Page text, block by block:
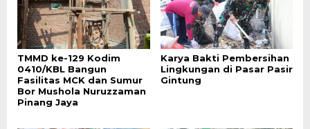
TMMD ke-129 Kodim
0410/KBL Bangun
Fasilitas MCK dan Sumur
Bor Mushola Nuruzzaman
Pinang Jaya
Karya Bakti Pembersihan
Lingkungan di Pasar Pasir
Gintung